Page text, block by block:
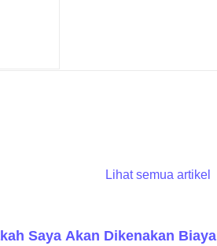
Lihat semua artikel
Saya Akan Dikenakan Biaya